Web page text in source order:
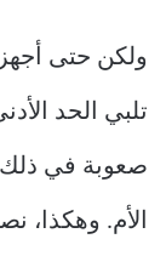
ولكن حتى
تلبي الحد
صعوبة في
الأم. وهكذا،